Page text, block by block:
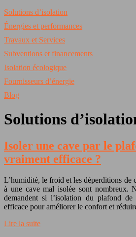
Solutions d’isolation
Énergies et performances
Travaux et Services
Subventions et financements
Isolation écologique
Fournisseurs d’énergie
Blog
Solutions
Isoler une cave par le
vraiment efficace ?
L’humidité, le froid et les déperditions de
à une cave mal isolée sont nombreux.
demandent si l’isolation du plafond
efficace pour améliorer le confort et
Lire la suite